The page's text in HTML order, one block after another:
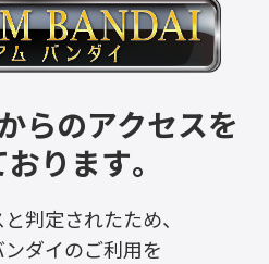
らのアクセスを
ります。
判定されたため、
ダイのご利用を